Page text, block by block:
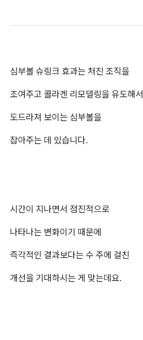
심부볼 슈링크 효과는 처진 조직을
조여주고 콜라겐 리모델링을 유도해서
도드라져 보이는 심부볼을
잡아주는 데 있습니다.
시간이 지나면서 점진적으로
나타나는 변화이기 때문에
즉각적인 결과보다는 수 주에 걸친
개선을 기대하시는 게 맞는데요.